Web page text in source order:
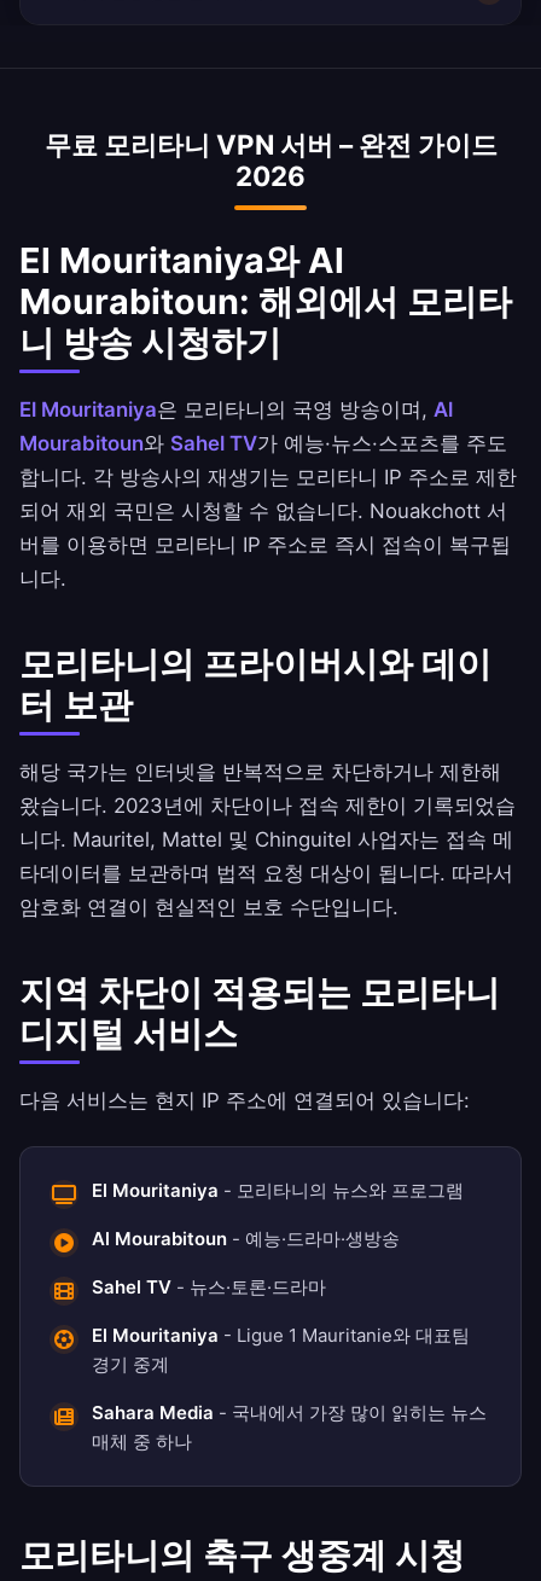
속도는 15 Mbps로 HD 스트리밍에 충분합니다.
Banque Populaire de Mauritanie는 모리타니 IP
요.
무료 모리타니 VPN 서버 – 완전 가이드
2026
El Mouritaniya와 Al
Mourabitoun: 해외에서 모리타
니 방송 시청하기
El Mouritaniya은 모리타니의 국영 방송이며, Al
Mourabitoun와 Sahel TV가 예능·뉴스·스포츠를 주도
합니다. 각 방송사의 재생기는 모리타니 IP 주소로 제한
되어 재외 국민은 시청할 수 없습니다. Nouakchott 서
버를 이용하면 모리타니 IP 주소로 즉시 접속이 복구됩
니다.
모리타니의 프라이버시와 데이
터 보관
해당 국가는 인터넷을 반복적으로 차단하거나 제한해
왔습니다. 2023년에 차단이나 접속 제한이 기록되었습
니다. Mauritel, Mattel 및 Chinguitel 사업자는 접속 메
타데이터를 보관하며 법적 요청 대상이 됩니다. 따라서
암호화 연결이 현실적인 보호 수단입니다.
지역 차단이 적용되는 모리타니
디지털 서비스
다음 서비스는 현지 IP 주소에 연결되어 있습니다:
El Mouritaniya - 모리타니의 뉴스와 프로그램
Al Mourabitoun - 예능·드라마·생방송
Sahel TV - 뉴스·토론·드라마
El Mouritaniya - Ligue 1 Mauritanie와 대표팀
경기 중계
Sahara Media - 국내에서 가장 많이 읽히는 뉴스
매체 중 하나
모리타니의 축구 생중계 시청